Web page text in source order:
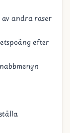
andra raser
efter